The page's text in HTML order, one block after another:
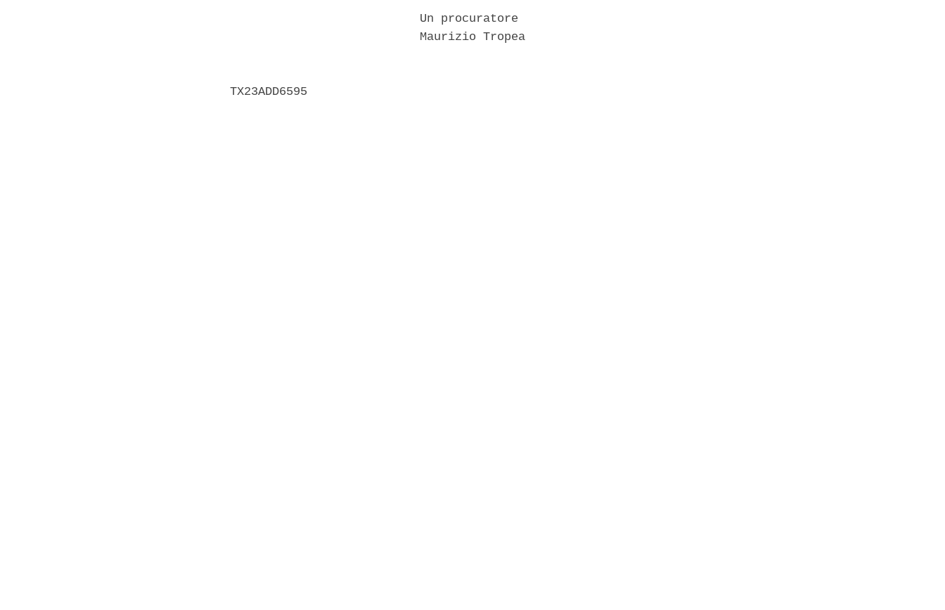
                           Un procuratore
                           Maurizio Tropea